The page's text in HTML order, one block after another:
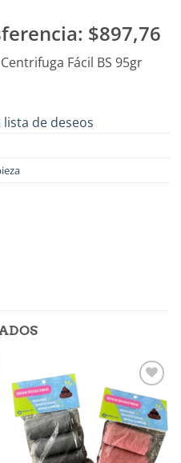
$897,76
Fácil BS 95gr
de deseos
Añadir
a la
lista de
deseos